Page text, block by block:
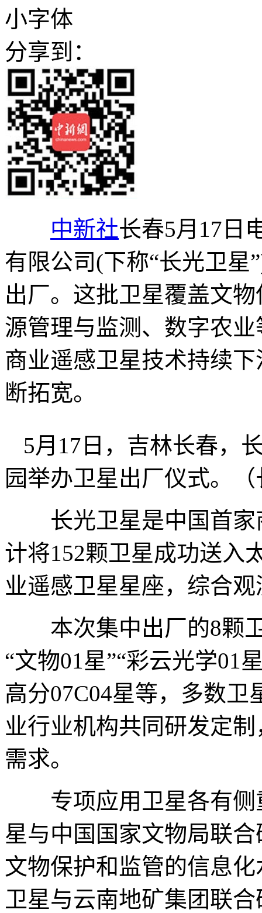
小字体
分享到：
中新社长春5月17日
有限公司(下称“长光卫星
出厂。这批卫星覆盖文
源管理与监测、数字农
商业遥感卫星技术持续
断拓宽。
5月17日，吉林长春，
园举办卫星出厂仪式。
长光卫星是中国首家
计将152颗卫星成功送入
业遥感卫星星座，综合
本次集中出厂的8颗卫
“文物01星”“彩云光学01
高分07C04星等，多数
业行业机构共同研发定
需求。
专项应用卫星各有侧
星与中国国家文物局联
文物保护和监管的信息
卫星与云南地矿集团联